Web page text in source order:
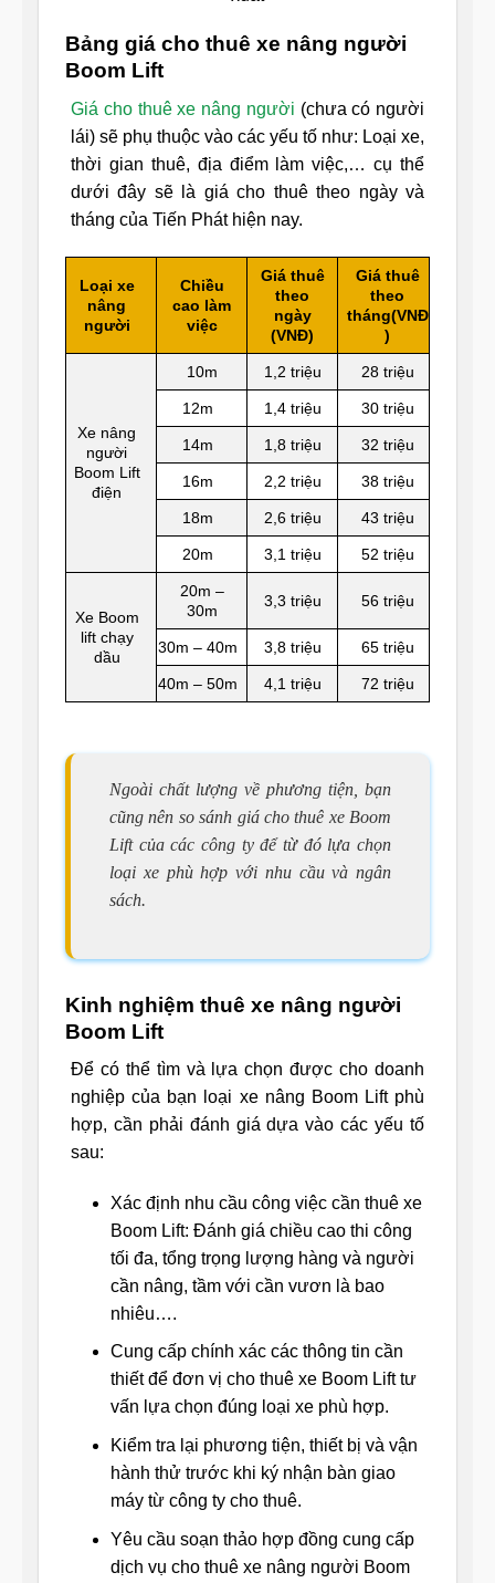
Bảng giá cho thuê xe nâng người
Boom Lift
Giá cho thuê xe nâng người (chưa có người
lái) sẽ phụ thuộc vào các yếu tố như: Loại xe,
thời gian thuê, địa điểm làm việc,… cụ thể
dưới đây sẽ là giá cho thuê theo ngày và
tháng của Tiến Phát hiện nay.
Loại xe
nâng
người
Chiều
cao làm
việc
Giá thuê
theo
ngày
(VNĐ)
Giá thuê
theo
tháng(VNĐ
)
Xe nâng
người
Boom Lift
điện
10m 1,2 triệu 28 triệu
12m 1,4 triệu 30 triệu
14m 1,8 triệu 32 triệu
16m 2,2 triệu 38 triệu
18m 2,6 triệu 43 triệu
20m 3,1 triệu 52 triệu
Xe Boom
lift chạy
dầu
20m –
30m
3,3 triệu 56 triệu
30m – 40m 3,8 triệu 65 triệu
40m – 50m 4,1 triệu 72 triệu
Ngoài chất lượng về phương tiện, bạn
cũng nên so sánh giá cho thuê xe Boom
Lift của các công ty để từ đó lựa chọn
loại xe phù hợp với nhu cầu và ngân
sách.
Kinh nghiệm thuê xe nâng người
Boom Lift
Để có thể tìm và lựa chọn được cho doanh
nghiệp của bạn loại xe nâng Boom Lift phù
hợp, cần phải đánh giá dựa vào các yếu tố
sau:
Xác định nhu cầu công việc cần thuê xe
Boom Lift: Đánh giá chiều cao thi công
tối đa, tổng trọng lượng hàng và người
cần nâng, tầm với cần vươn là bao
nhiêu….
Cung cấp chính xác các thông tin cần
thiết để đơn vị cho thuê xe Boom Lift tư
vấn lựa chọn đúng loại xe phù hợp.
Kiểm tra lại phương tiện, thiết bị và vận
hành thử trước khi ký nhận bàn giao
máy từ công ty cho thuê.
Yêu cầu soạn thảo hợp đồng cung cấp
dịch vụ cho thuê xe nâng người Boom